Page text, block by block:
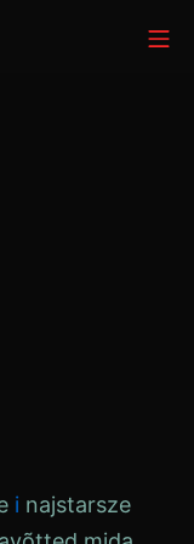
i najstarsze